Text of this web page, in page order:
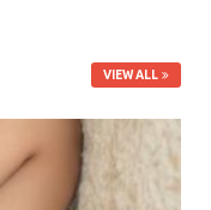
VIEW ALL